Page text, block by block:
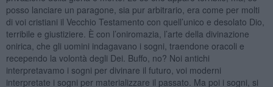
posso lanciare un paragone, sia pur arbitrario, era come per molti
di voi cristiani il Vecchio Testamento con quell’unico e desolato Dio,
terribile e giustiziere. È con l’oniromazia, l’arte della divinazione
onirica, che gli uomini indagavano i sogni, traendone oracoli e
recependo la volontà degli Dei. Buffo, no? Noi antichi
interpretavamo i sogni per divinare il futuro, voi moderni
interpretate i sogni per materializzare il passato. Ma poi i sogni, si